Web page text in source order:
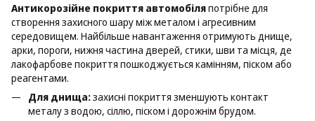
Антикорозійне покриття автомобіляпотрібне для
створення захисного шару між металом і агресивним
середовищем. Найбільше навантаження отримують днище,
арки, пороги, нижня частина дверей, стики, шви та місця, де
лакофарбове покриття пошкоджується камінням, піском або
реагентами.
Для днища:захисні покриття зменшують контакт
металу з водою, сіллю, піском і дорожнім брудом.